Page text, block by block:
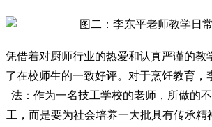
凭借着对厨师行业的热爱和认真严谨的教
了在校师生的一致好评。对于烹饪教育，
法：作为一名技工学校的老师，所做的
工，而是要为社会培养一大批具有传承精